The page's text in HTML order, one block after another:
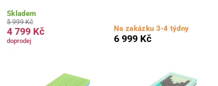
Skladem
5 999 Kč
4 799 Kč
doprodej
Na zakázku 3-4 týdny
6 999 Kč